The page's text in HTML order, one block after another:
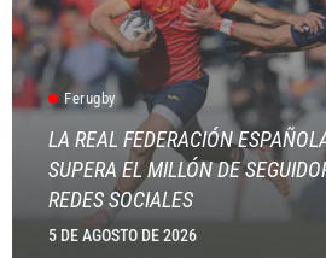
Ferugby
LA REAL FEDERACIÓN
SUPERA EL MILLÓN DE
REDES SOCIALES
5 DE AGOSTO DE 2026